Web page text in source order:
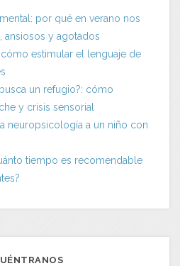
por qué en verano nos
ansiosos y agotados
estimular el lenguaje de
un refugio?: cómo
y crisis sensorial
neuropsicología a un niño con
tiempo es recomendable